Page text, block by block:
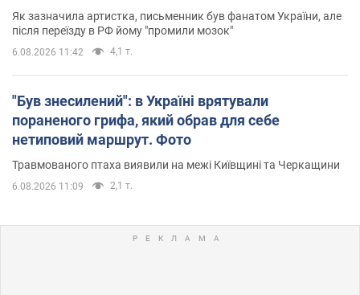
Як зазначила артистка, письменник був фанатом України, але
після переїзду в РФ йому "промили мозок"
6.08.2026 11:42 4,1 т.
"Був знесилений": в Україні врятували
пораненого грифа, який обрав для себе
нетиповий маршрут. Фото
Травмованого птаха виявили на межі Київщині та Черкащини
6.08.2026 11:09 2,1 т.